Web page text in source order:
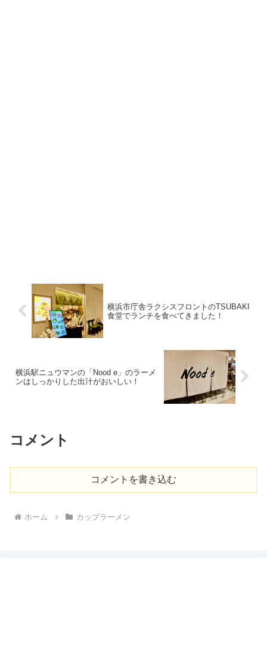
横浜市庁舎ラクシスフロントのTSUBAKI
食堂でランチを食べてきました！
横浜駅ニュウマンの「Nood e」のラーメ
ンはしっかりした出汁がおいしい！
コメント
コメントを書き込む
ホーム カップラーメン